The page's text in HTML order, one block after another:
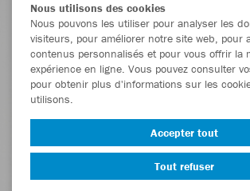
Nous utilisons des cookies
Nous pouvons les utiliser pour analyser les
visiteurs, pour améliorer notre site web, pour
contenus personnalisés et pour vous offrir la
expérience en ligne. Vous pouvez consulter
pour obtenir plus d'informations sur les
utilisons.
Accepter tout
Tout refuser